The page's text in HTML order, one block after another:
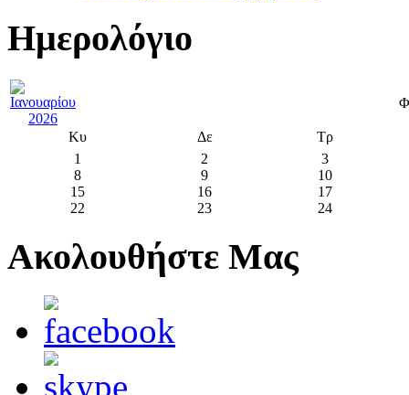
Ημερολόγιο
Κυ Δε
Τρ
1
2
3
8
9
10
15
16
17
22
23 24
Ακολουθήστε Μας